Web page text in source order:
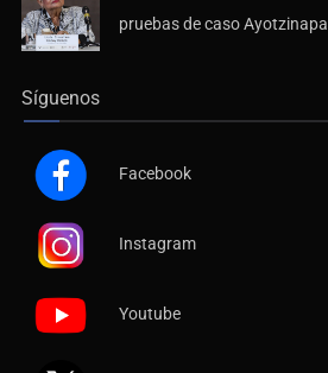
pruebas de caso Ayotzinapa
Síguenos
Facebook
Instagram
Youtube